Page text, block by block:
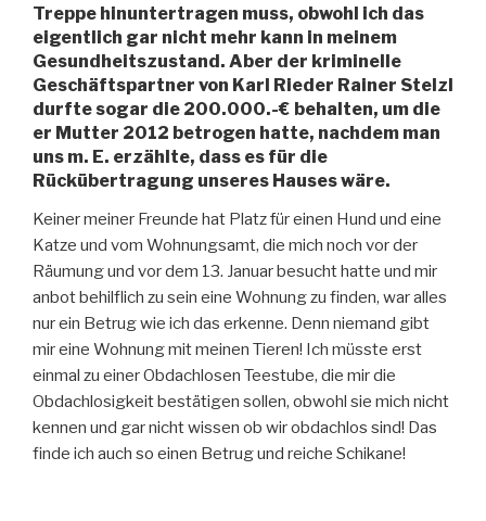
Treppe hinuntertragen muss, obwohl ich das
eigentlich gar nicht mehr kann in meinem
Gesundheitszustand. Aber der kriminelle
Geschäftspartner von Karl Rieder Rainer Stelzl
durfte sogar die 200.000.-€ behalten, um die
er Mutter 2012 betrogen hatte, nachdem man
uns m. E. erzählte, dass es für die
Rückübertragung unseres Hauses wäre.
Keiner meiner Freunde hat Platz für einen Hund und eine
Katze und vom Wohnungsamt, die mich noch vor der
Räumung und vor dem 13. Januar besucht hatte und mir
anbot behilflich zu sein eine Wohnung zu finden, war alles
nur ein Betrug wie ich das erkenne. Denn niemand gibt
mir eine Wohnung mit meinen Tieren! Ich müsste erst
einmal zu einer Obdachlosen Teestube, die mir die
Obdachlosigkeit bestätigen sollen, obwohl sie mich nicht
kennen und gar nicht wissen ob wir obdachlos sind! Das
finde ich auch so einen Betrug und reiche Schikane!